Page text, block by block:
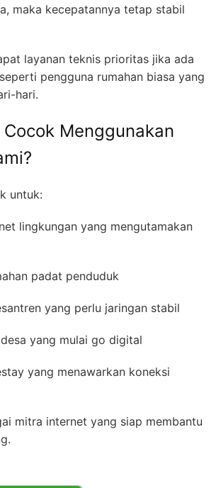
maka kecepatannya tetap stabil
layanan teknis prioritas jika ada
pengguna rumahan biasa yang
hari.
Menggunakan
untuk:
lingkungan yang mengutamakan
padat penduduk
yang perlu jaringan stabil
yang mulai go digital
yang menawarkan koneksi
mitra internet yang siap membantu